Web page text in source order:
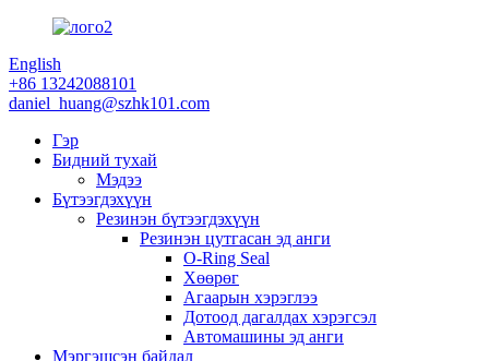
English
+86 13242088101
daniel_huang@szhk101.com
Гэр
Бидний тухай
Мэдээ
Бүтээгдэхүүн
Резинэн бүтээгдэхүүн
Резинэн цутгасан эд анги
O-Ring Seal
Хөөрөг
Агаарын хэрэглээ
Дотоод дагалдах хэрэгсэл
Автомашины эд анги
Мэргэшсэн байдал